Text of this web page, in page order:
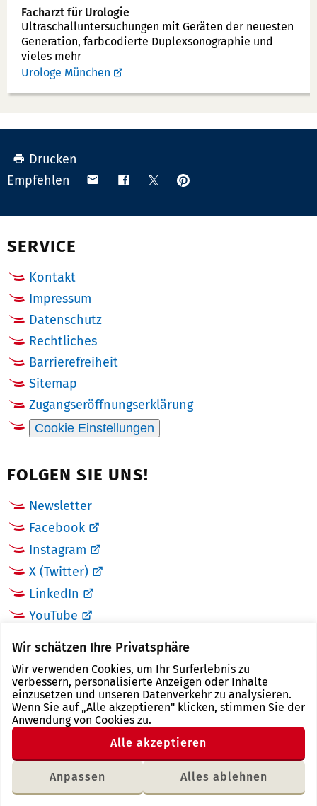
Wir schätzen Ihre Privatsphäre
Wir verwenden Cookies, um Ihr Surferlebnis zu
verbessern, personalisierte Anzeigen oder Inhalte
einzusetzen und unseren Datenverkehr zu analysieren.
Wenn Sie auf „Alle akzeptieren" klicken, stimmen Sie der
Anwendung von Cookies zu.
Anpassen Alles ablehnen
Alle akzeptieren
n
n
u
m
Facharzt für Urologie
Ultraschallunter­suchungen mit Geräten der neuesten
Generation, farbcodierte Duplex­sonographie und
vieles mehr
Urologe München
Drucken
Empfehlen
Teilen Teilen TeilenAnpinnen
SERVICE
Kontakt
Impressum
Datenschutz
Rechtliches
Barrierefreiheit
Sitemap
Zugangseröffnungserklärung
Cookie Einstellungen
FOLGEN SIE UNS!
Newsletter
Facebook
Instagram
X (Twitter)
LinkedIn
YouTube
LINKS
Landkreis Zwickau
Tourismusregion Zwickau
Freistaat Sachsen
Region Zwickau